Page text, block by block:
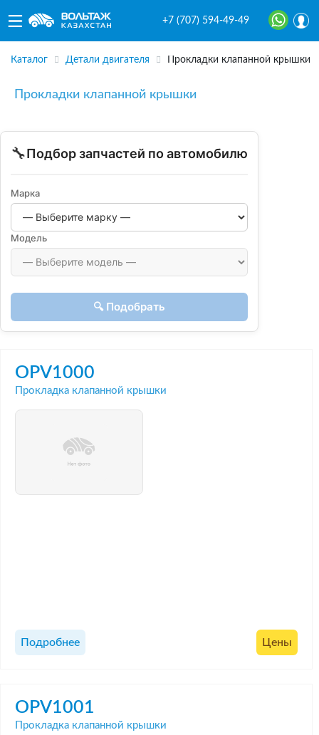
+7 (707) 594-49-49
Каталог Детали двигателя Прокладки клапанной крышки
Прокладки клапанной крышки
🔧Подбор запчастей по автомобилю
Марка
Модель
🔍 Подобрать
OPV1000
Прокладка клапанной крышки
Подробнее Цены
OPV1001
Прокладка клапанной крышки